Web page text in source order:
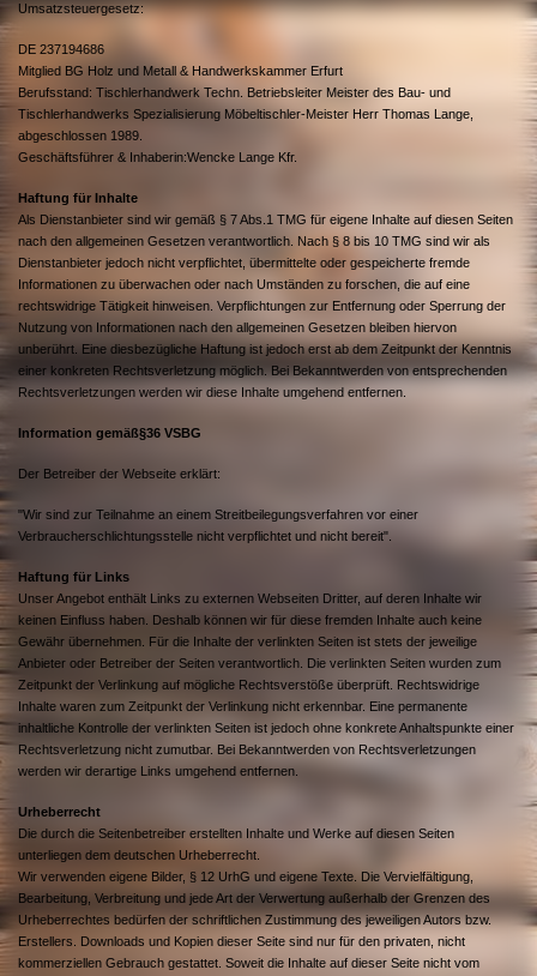
Umsatzsteuergesetz:
DE 237194686
Mitglied BG Holz und Metall & Handwerkskammer Erfurt
Berufsstand: Tischlerhandwerk Techn. Betriebsleiter Meister des Bau- und
Tischlerhandwerks Spezialisierung Möbeltischler-Meister Herr Thomas Lange,
abgeschlossen 1989.
Geschäftsführer & Inhaberin:Wencke Lange Kfr.
Haftung für Inhalte
Als Dienstanbieter sind wir gemäß § 7 Abs.1 TMG für eigene Inhalte auf diesen Seiten
nach den allgemeinen Gesetzen verantwortlich. Nach § 8 bis 10 TMG sind wir als
Dienstanbieter jedoch nicht verpflichtet, übermittelte oder gespeicherte fremde
Informationen zu überwachen oder nach Umständen zu forschen, die auf eine
rechtswidrige Tätigkeit hinweisen. Verpflichtungen zur Entfernung oder Sperrung der
Nutzung von Informationen nach den allgemeinen Gesetzen bleiben hiervon
unberührt. Eine diesbezügliche Haftung ist jedoch erst ab dem Zeitpunkt der Kenntnis
einer konkreten Rechtsverletzung möglich. Bei Bekanntwerden von entsprechenden
Rechtsverletzungen werden wir diese Inhalte umgehend entfernen.
Information gemäß§36 VSBG
Der Betreiber der Webseite erklärt:
"Wir sind zur Teilnahme an einem Streitbeilegungsverfahren vor einer
Verbraucherschlichtungsstelle nicht verpflichtet und nicht bereit".
Haftung für Links
Unser Angebot enthält Links zu externen Webseiten Dritter, auf deren Inhalte wir
keinen Einfluss haben. Deshalb können wir für diese fremden Inhalte auch keine
Gewähr übernehmen. Für die Inhalte der verlinkten Seiten ist stets der jeweilige
Anbieter oder Betreiber der Seiten verantwortlich. Die verlinkten Seiten wurden zum
Zeitpunkt der Verlinkung auf mögliche Rechtsverstöße überprüft. Rechtswidrige
Inhalte waren zum Zeitpunkt der Verlinkung nicht erkennbar. Eine permanente
inhaltliche Kontrolle der verlinkten Seiten ist jedoch ohne konkrete Anhaltspunkte einer
Rechtsverletzung nicht zumutbar. Bei Bekanntwerden von Rechtsverletzungen
werden wir derartige Links umgehend entfernen.
Urheberrecht
Die durch die Seitenbetreiber erstellten Inhalte und Werke auf diesen Seiten
unterliegen dem deutschen Urheberrecht.
Wir verwenden eigene Bilder, § 12 UrhG und eigene Texte. Die Vervielfältigung,
Bearbeitung, Verbreitung und jede Art der Verwertung außerhalb der Grenzen des
Urheberrechtes bedürfen der schriftlichen Zustimmung des jeweiligen Autors bzw.
Erstellers. Downloads und Kopien dieser Seite sind nur für den privaten, nicht
kommerziellen Gebrauch gestattet. Soweit die Inhalte auf dieser Seite nicht vom